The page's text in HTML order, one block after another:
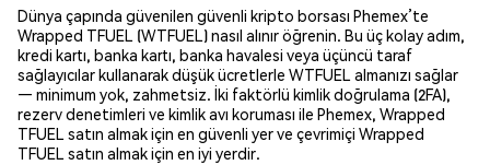
Dünya çapında güvenilen güvenli kripto borsası Phemex’te
Wrapped TFUEL (WTFUEL) nasıl alınır öğrenin. Bu üç kolay adım,
kredi kartı, banka kartı, banka havalesi veya üçüncü taraf
sağlayıcılar kullanarak düşük ücretlerle WTFUEL almanızı sağlar
— minimum yok, zahmetsiz. İki faktörlü kimlik doğrulama (2FA),
rezerv denetimleri ve kimlik avı koruması ile Phemex, Wrapped
TFUEL satın almak için en güvenli yer ve çevrimiçi Wrapped
TFUEL satın almak için en iyi yerdir.